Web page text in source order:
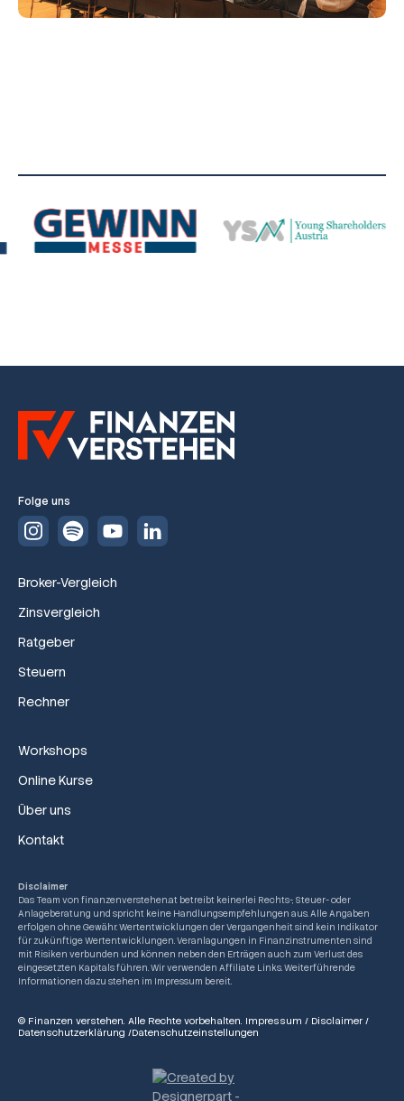
Folge uns
Broker-Vergleich
Zinsvergleich
Ratgeber
Steuern
Rechner
Workshops
Online Kurse
Über uns
Kontakt
Disclaimer
Das Team von finanzenverstehen.at betreibt keinerlei Rechts-, Steuer- oder
Anlageberatung und spricht keine Handlungsempfehlungen aus. Alle Angaben
erfolgen ohne Gewähr. Wertentwicklungen der Vergangenheit sind kein Indikator
für zukünftige Wertentwicklungen. Veranlagungen in Finanzinstrumenten sind
mit Risiken verbunden und können neben den Erträgen auch zum Verlust des
eingesetzten Kapitals führen. Wir verwenden Affiliate Links. Weiterführende
Informationen dazu stehen im Impressum bereit.
© Finanzen verstehen. Alle Rechte vorbehalten. Impressum / Disclaimer /
Datenschutzerklärung /Datenschutzeinstellungen